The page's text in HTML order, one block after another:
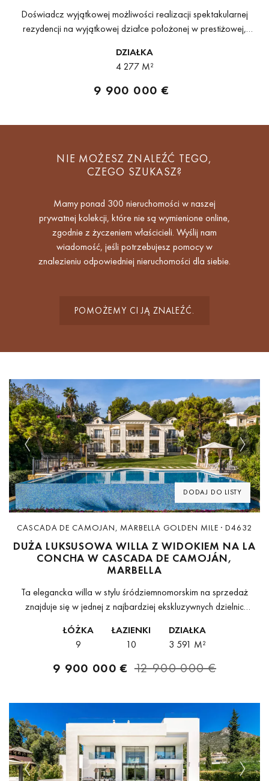
Doświadcz wyjątkowej możliwości realizacji spektakularnej
rezydencji na wyjątkowej działce położonej w prestiżowej,
najbardziej ekskluzywnych enklaw mieszkaniowych w Marbelli.
Położona na podwyższonej pozycji działka...
DZIAŁKA
4 277 M²
9 900 000 €
NIE MOŻESZ ZNALEŹĆ TEGO,
CZEGO SZUKASZ?
Mamy ponad 300 nieruchomości w naszej
prywatnej kolekcji, które nie są wymienione online,
zgodnie z życzeniem właścicieli. Wyślij nam
wiadomość, jeśli potrzebujesz pomocy w
znalezieniu odpowiedniej nieruchomości dla siebie.
POMOŻEMY CI JĄ ZNALEŹĆ.
DODAJ DO LISTY
Previous Next
CASCADA DE CAMOJAN, MARBELLA GOLDEN MILE · D4632
DUŻA LUKSUSOWA WILLA Z WIDOKIEM NA LA
CONCHA W CASCADA DE CAMOJÁN,
MARBELLA
Ta elegancka willa w stylu śródziemnomorskim na sprzedaż
znajduje się w jednej z najbardziej ekskluzywnych dzielnic
strzeżonej wspólnoty Cascada...
ŁÓŻKA
9
ŁAZIENKI
10
DZIAŁKA
3 591 M²
9 900 000 € 12 900 000 €
Previous Next